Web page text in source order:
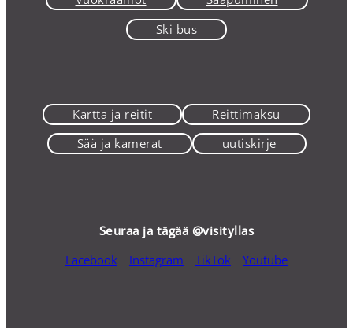
Ski bus
Kartta ja reitit
Reittimaksu
Sää ja kamerat
uutiskirje
Seuraa ja tägää @visityllas
Facebook
Instagram TikTok Youtube